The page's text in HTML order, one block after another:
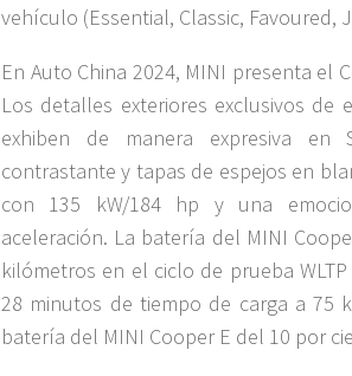
vehículo (Essential, Classic, Favoured,
En Auto China 2024, MINI presenta el
Los detalles exteriores exclusivos de
exhiben de manera expresiva en
contrastante y tapas de espejos en
con 135 kW/184 hp y una
aceleración. La batería del MINI
kilómetros en el ciclo de prueba
28 minutos de tiempo de carga a 75
batería del MINI Cooper E del 10 por